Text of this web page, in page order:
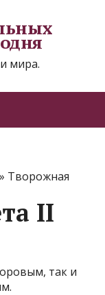
мира.
» Творожная
II
так и